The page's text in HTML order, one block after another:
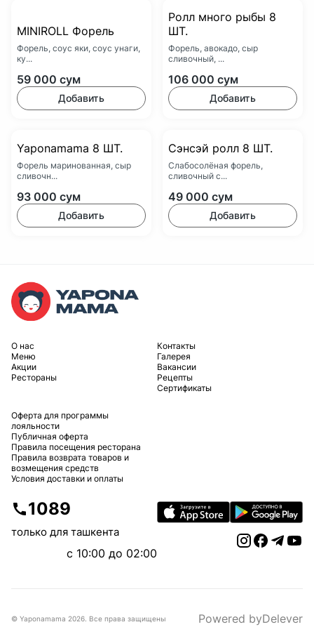
MINIROLL Форель
Форель, соус яки, соус унаги,
ку...
59 000 сум
Добавить
Ролл много рыбы 8
ШТ.
Форель, авокадо, сыр
сливочный, ...
106 000 сум
Добавить
Yaponamama 8 ШТ.
Форель маринованная, сыр
сливочн...
93 000 сум
Добавить
Сэнсэй ролл 8 ШТ.
Слабосолёная форель,
сливочный с...
49 000 сум
Добавить
O нас
Меню
Акции
Рестораны
Контакты
Галерея
Вакансии
Рецепты
Сертификаты
Оферта для программы
лояльности
Публичная оферта
Правила посещения ресторана
Правила возврата товаров и
возмещения средств
Условия доставки и оплаты
1089
только для ташкента
c 10:00 до 02:00
© Yaponamama 2026 Все права защищены Powered byDelever